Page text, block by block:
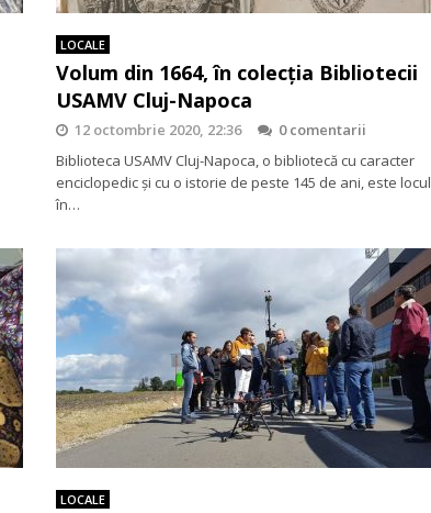
LOCALE
Volum din 1664, în colecția Bibliotecii
USAMV Cluj-Napoca
12 octombrie 2020, 22:36
0 comentarii
Biblioteca USAMV Cluj-Napoca, o bibliotecă cu caracter
enciclopedic şi cu o istorie de peste 145 de ani, este locul
în…
LOCALE